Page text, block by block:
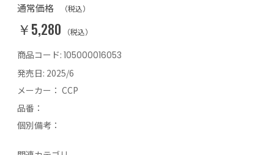
通常価格 （税込）
￥5,280 （税込）
商品コード: 105000016053
発売日: 2025/6
メーカー： CCP
品番：
個別備考：